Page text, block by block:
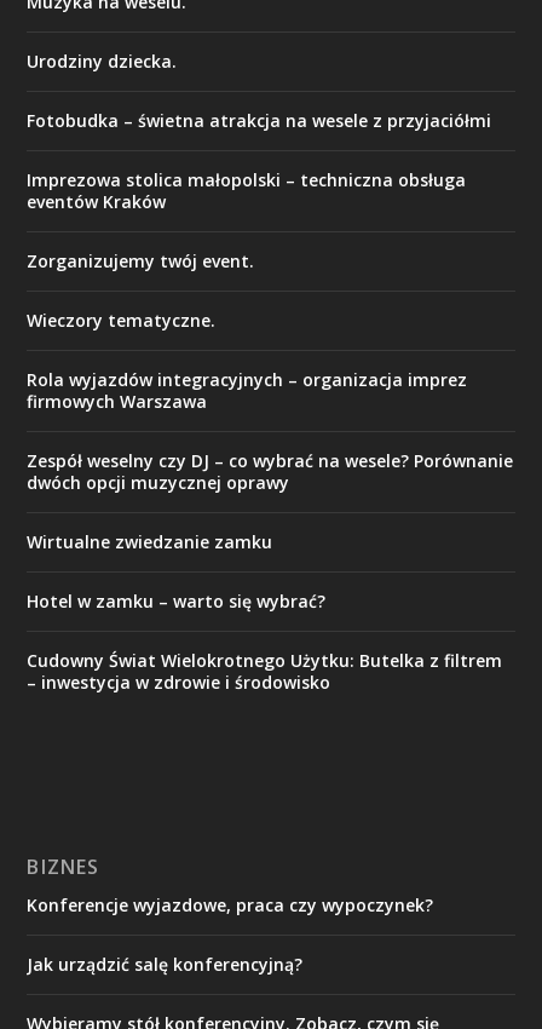
Urodziny dziecka.
Fotobudka – świetna atrakcja na wesele z przyjaciółmi
Imprezowa stolica małopolski – techniczna obsługa
eventów Kraków
Zorganizujemy twój event.
Wieczory tematyczne.
Rola wyjazdów integracyjnych – organizacja imprez
firmowych Warszawa
Zespół weselny czy DJ – co wybrać na wesele? Porównanie
dwóch opcji muzycznej oprawy
Wirtualne zwiedzanie zamku
Hotel w zamku – warto się wybrać?
Cudowny Świat Wielokrotnego Użytku: Butelka z filtrem
– inwestycja w zdrowie i środowisko
BIZNES
Konferencje wyjazdowe, praca czy wypoczynek?
Jak urządzić salę konferencyjną?
Wybieramy stół konferencyjny. Zobacz, czym się